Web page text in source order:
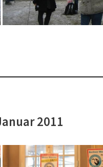
2011